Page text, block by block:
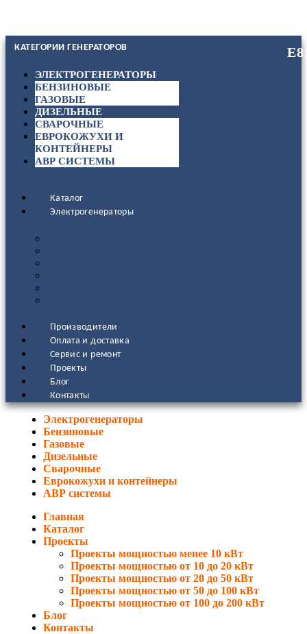
КАТЕГОРИИ ГЕНЕРАТОРОВ
ЭЛЕКТРОГЕНЕРАТОРЫ
БЕНЗИНОВЫЕ
ГАЗОВЫЕ
ДИЗЕЛЬНЫЕ
СВАРОЧНЫЕ
ЕВРОКОЖУХИ И
КОНТЕЙНЕРЫ
АВР СИСТЕМЫ
Каталог
Электрогенераторы
Производители
Оплата и доставка
Сервис и ремонт
Проекты
Блог
Контакты
Электрогенераторы
Бензиновые
Газовые
Дизельные
Сварочные
Еврокожухи и контейнеры
АВР системы
Главная
Каталог
Проекты
Проекты мощностью менее 10 кВт
Проекты мощностью от 10 до 20 кВт
Проекты мощностью от 20 до 50 кВт
Проекты мощностью от 50 до 100 кВт
Проекты мощностью от 100 до 200 кВт
Блог
Контакты